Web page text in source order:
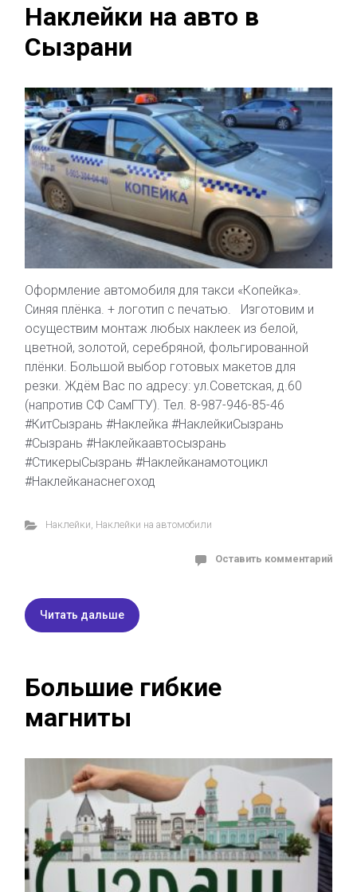
Наклейки на авто в
Сызрани
Оформление автомобиля для такси «Копейка».
Синяя плёнка. + логотип с печатью. Изготовим и
осуществим монтаж любых наклеек из белой,
цветной, золотой, серебряной, фольгированной
плёнки. Большой выбор готовых макетов для
резки. Ждём Вас по адресу: ул.Советская, д.60
(напротив СФ СамГТУ). Тел. 8-987-946-85-46
#КитСызрань #Наклейка #НаклейкиСызрань
#Сызрань #Наклейкаавтосызрань
#СтикерыСызрань #Наклейканамотоцикл
#Наклейканаснегоход
Наклейки, Наклейки на автомобили
Оставить комментарий
Читать дальше
Большие гибкие
магниты